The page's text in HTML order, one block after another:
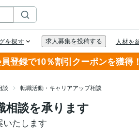
登録で10％割引クーポンを獲得！
談 転職活動・キャリアアップ相談
相談を承ります
いたします